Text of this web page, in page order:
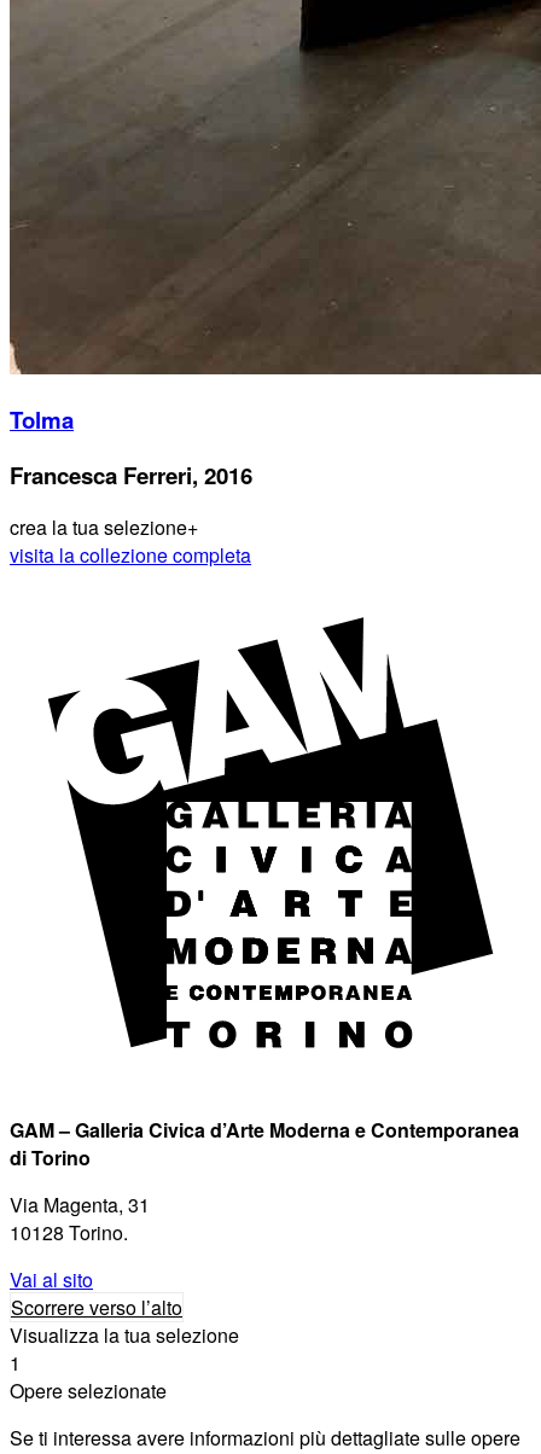
Tolma
Francesca Ferreri, 2016
crea la tua selezione+
visita la collezione completa
GAM – Galleria Civica d’Arte Moderna e Contemporanea
di Torino
Via Magenta, 31
10128 Torino.
Vai al sito
Scorrere verso l’alto
Visualizza la tua selezione
1
Opere selezionate
Se ti interessa avere informazioni più dettagliate sulle opere